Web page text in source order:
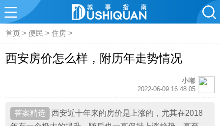
首页 >便民 >住房 >
西安房价怎么样，附历年走势情况
小嘟
2022-06-09 16:48:05
西安近十年来的房价是上涨的，尤其在2018